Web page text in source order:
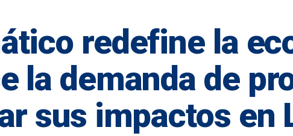
redefine la
la demanda de
sus impactos en